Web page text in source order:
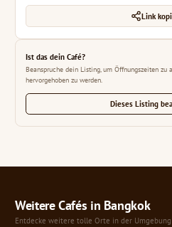
Link
Ist das dein Café?
Beanspruche dein Listing, um Öffnungszeiten zu
hervorgehoben zu werden.
Dieses Listing
Weitere Cafés in Bangkok
Entdecke weitere tolle Orte in der Umgebung